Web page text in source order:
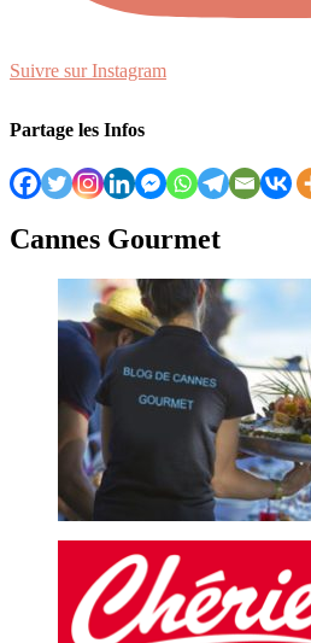
Suivre sur Instagram
Partage les Infos
Cannes Gourmet